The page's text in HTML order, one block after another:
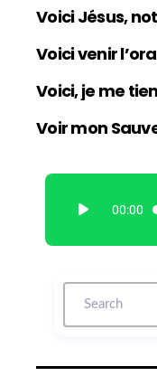
Voici Jésus,
Voici venir
Voici, je me
Voir mon
c
e
r
u
00:00